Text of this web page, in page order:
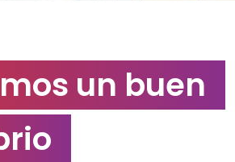
un buen